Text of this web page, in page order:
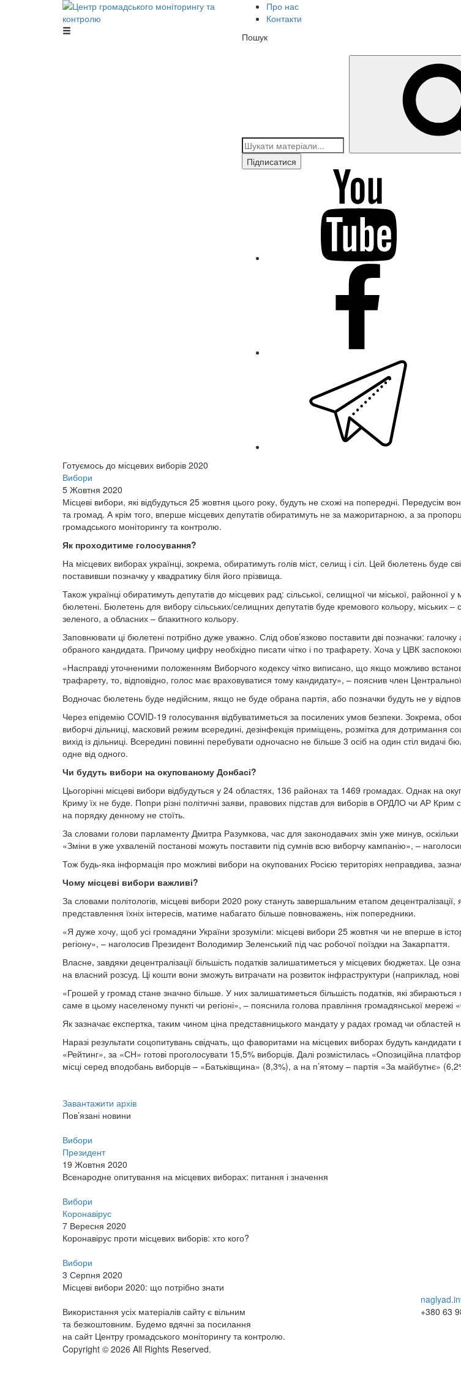
Центр громадського моніторингу та
Про нас
Контакти
Пошук
Підписатися
Готуємось до місцевих виборів 2020
Вибори
5 Жовтня 2020
Місцеві вибори, які відбудуться 25 жовтня цього року, будуть не схожі на попередні. Передусім
та громад. А крім того, вперше місцевих депутатів обиратимуть не за мажоритарною, а за
громадського моніторингу та контролю.
Як проходитиме голосування?
На місцевих виборах українці, зокрема, обиратимуть голів міст, селищ і сіл. Цей бюлетень буде
поставивши позначку у квадратику біля його прізвища.
Також українці обиратимуть депутатів до місцевих рад: сільської, селищної чи міської,
бюлетені. Бюлетень для вибору сільських/селищних депутатів буде кремового кольору, міських –
зеленого, а обласних – блакитного кольору.
Заповнювати ці бюлетені потрібно дуже уважно. Слід обов’язково поставити дві позначки:
обраного кандидата. Причому цифру необхідно писати чітко і по трафарету. Хоча у ЦВК
«Насправді уточненими положенням Виборчого кодексу чітко виписано, що якщо можливо
трафарету, то, відповідно, голос має враховуватися тому кандидату», – пояснив член Центральної
Водночас бюлетень буде недійсним, якщо не буде обрана партія, або позначки будуть не у
Через епідемію COVID-19 голосування відбуватиметься за посилених умов безпеки. Зокрема,
виборчі дільниці, масковий режим всередині, дезінфекція приміщень, розмітка для дотримання
вихід із дільниці. Всередині повинні перебувати одночасно не більше 3 осіб на один стіл
одне від одного.
Чи будуть вибори на окупованому Донбасі?
Цьогорічні місцеві вибори відбудуться у 24 областях, 136 районах та 1469 громадах. Однак на
Криму їх не буде. Попри різні політичні заяви, правових підстав для виборів в ОРДЛО чи АР
на порядку денному не стоїть.
За словами голови парламенту Дмитра Разумкова, час для законодавчих змін уже минув,
«Зміни в уже ухваленій постанові можуть поставити під сумнів всю виборчу кампанію», –
Тож будь-яка інформація про можливі вибори на окупованих Росією територіях неправдива,
Чому місцеві вибори важливі?
За словами політологів, місцеві вибори 2020 року стануть завершальним етапом
представлення їхніх інтересів, матиме набагато більше повноважень, ніж попередники.
«Я дуже хочу, щоб усі громадяни України зрозуміли: місцеві вибори 25 жовтня чи не вперше в
регіону», – наголосив Президент Володимир Зеленський під час робочої поїздки на Закарпаття.
Власне, завдяки децентралізації більшість податків залишатиметься у місцевих бюджетах. Це
на власний розсуд. Ці кошти вони зможуть витрачати на розвиток інфраструктури (наприклад,
«Грошей у громад стане значно більше. У них залишатиметься більшість податків, які збираються
саме в цьому населеному пункті чи регіоні», – пояснила голова правління громадянської
Як зазначає експертка, таким чином ціна представницького мандату у радах громад чи областей
Наразі результати соцопитувань свідчать, що фаворитами на місцевих виборах будуть кандидати
«Рейтинг», за «СН» готові проголосувати 15,5% виборців. Далі розмістилась «Опозиційна
місці серед вподобань виборців – «Батьківщина» (8,3%), а на п’ятому – партія «За майбутнє»
Завантажити архів
Пов’язані новини
Вибори
Президент
19 Жовтня 2020
Всенародне опитування на місцевих виборах: питання і значення
Вибори
Коронавірус
7 Вересня 2020
Коронавірус проти місцевих виборів: хто кого?
Вибори
3 Серпня 2020
Місцеві вибори 2020: що потрібно знати
Використання усіх матеріалів сайту є вільним
та безкоштовним. Будемо вдячні за посилання
на сайт Центру громадського моніторингу та контролю.
+380 63
Copyright © 2026 All Rights Reserved.